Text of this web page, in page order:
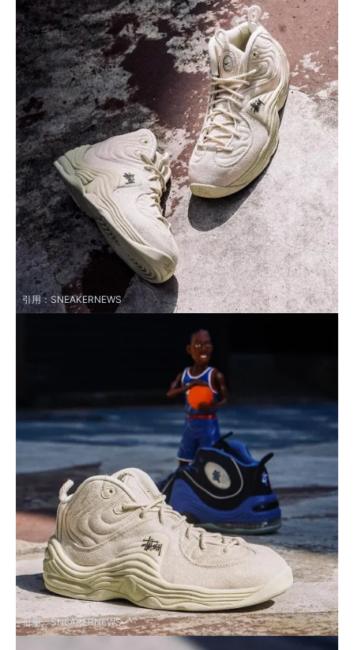
引用：SNEAKERNEWS
引用：SNEAKERNEWS